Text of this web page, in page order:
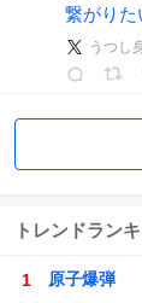
繋がりた
うつし
トレンドラン
原子爆弾